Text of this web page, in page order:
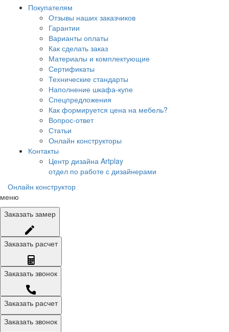
Покупателям
Отзывы наших заказчиков
Гарантии
Варианты оплаты
Как сделать заказ
Материалы и комплектующие
Сертификаты
Технические стандарты
Наполнение шкафа-купе
Спецпредложения
Как формируется цена на мебель?
Вопрос-ответ
Статьи
Онлайн конструкторы
Контакты
Центр дизайна Artplay
отдел по работе с дизайнерами
Онлайн конструктор
меню
Заказать замер
Заказать расчет
Заказать звонок
Заказать расчет
Заказать звонок